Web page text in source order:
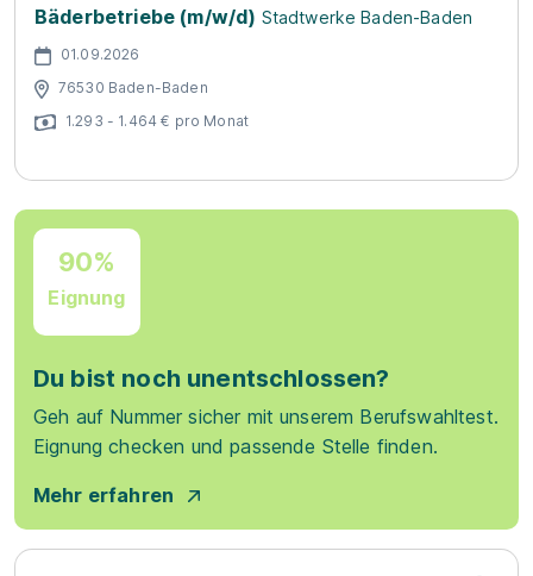
Bäderbetriebe (m/w/d) Stadtwerke Baden-Baden
01.09.2026
76530 Baden-Baden
1.293 - 1.464 € pro Monat
90%
Eignung
Du bist noch unentschlossen?
Geh auf Nummer sicher mit unserem Berufswahltest.
Eignung checken und passende Stelle finden.
Mehr erfahren